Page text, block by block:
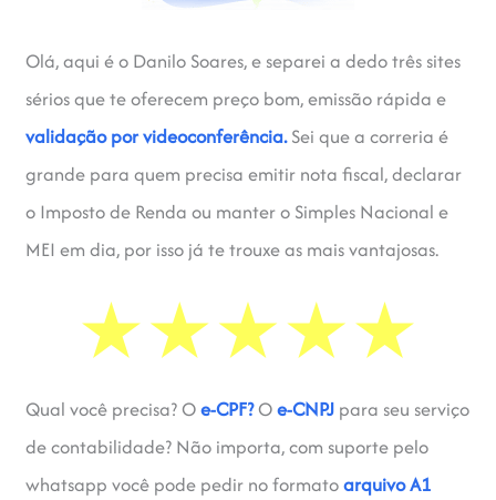
Olá, aqui é o Danilo Soares, e separei a dedo três sites
sérios que te oferecem preço bom, emissão rápida e
validação por videoconferência.Sei que a correria é
grande para quem precisa emitir nota fiscal, declarar
o Imposto de Renda ou manter o Simples Nacional e
MEI em dia, por isso já te trouxe as mais vantajosas.
Qual você precisa? Oe-CPF?Oe-CNPJ para seu serviço
de contabilidade? Não importa, com suporte pelo
whatsapp você pode pedir no formatoarquivo A1